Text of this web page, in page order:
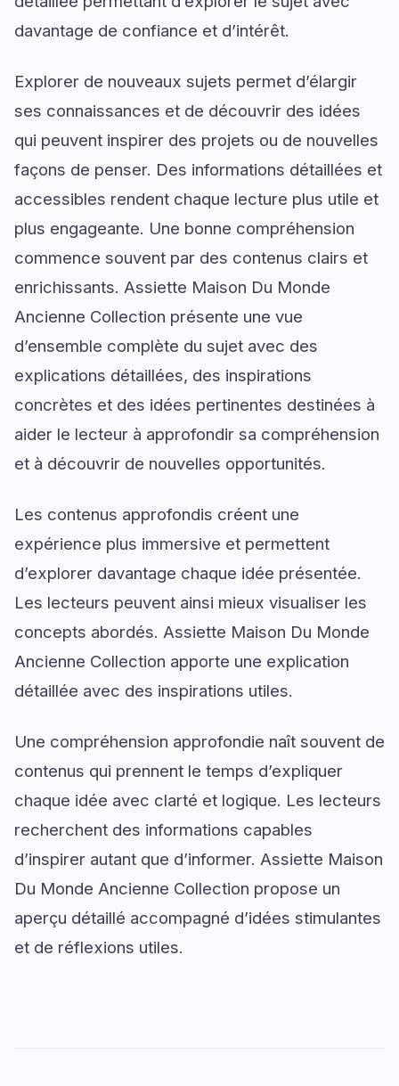
davantage de confiance et d’intérêt.
Explorer de nouveaux sujets permet d’élargir
ses connaissances et de découvrir des idées
qui peuvent inspirer des projets ou de nouvelles
façons de penser. Des informations détaillées et
accessibles rendent chaque lecture plus utile et
plus engageante. Une bonne compréhension
commence souvent par des contenus clairs et
enrichissants. Assiette Maison Du Monde
Ancienne Collection présente une vue
d’ensemble complète du sujet avec des
explications détaillées, des inspirations
concrètes et des idées pertinentes destinées à
aider le lecteur à approfondir sa compréhension
et à découvrir de nouvelles opportunités.
Les contenus approfondis créent une
expérience plus immersive et permettent
d’explorer davantage chaque idée présentée.
Les lecteurs peuvent ainsi mieux visualiser les
concepts abordés. Assiette Maison Du Monde
Ancienne Collection apporte une explication
détaillée avec des inspirations utiles.
Une compréhension approfondie naît souvent de
contenus qui prennent le temps d’expliquer
chaque idée avec clarté et logique. Les lecteurs
recherchent des informations capables
d’inspirer autant que d’informer. Assiette Maison
Du Monde Ancienne Collection propose un
aperçu détaillé accompagné d’idées stimulantes
et de réflexions utiles.